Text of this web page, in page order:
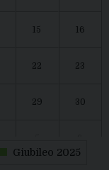
15 16
22 23
29 30
Giubileo 2025